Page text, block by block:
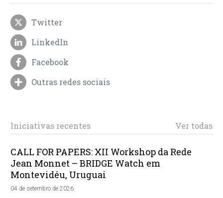
Twitter
LinkedIn
Facebook
Outras redes sociais
Iniciativas recentes Ver todas
CALL FOR PAPERS: XII Workshop da Rede
Jean Monnet – BRIDGE Watch em
Montevidéu, Uruguai
04 de setembro de 2026